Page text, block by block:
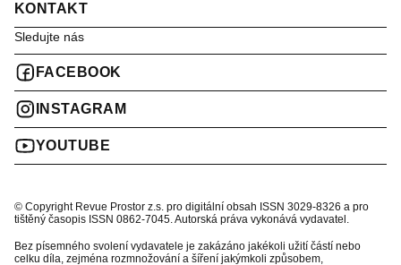
KONTAKT
Sledujte nás
FACEBOOK
INSTAGRAM
YOUTUBE
© Copyright Revue Prostor z.s. pro digitální obsah ISSN 3029-8326 a pro
tištěný časopis ISSN 0862-7045. Autorská práva vykonává vydavatel.
Bez písemného svolení vydavatele je zakázáno jakékoli užití částí nebo
celku díla, zejména rozmnožování a šíření jakýmkoli způsobem,